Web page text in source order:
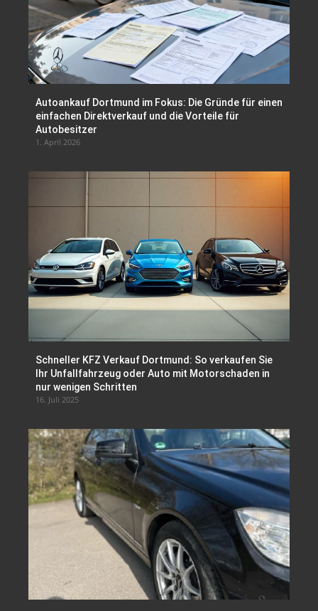
Autoankauf Dortmund im Fokus: Die Gründe für einen
einfachen Direktverkauf und die Vorteile für
Autobesitzer
1. April 2026
Schneller KFZ Verkauf Dortmund: So verkaufen Sie
Ihr Unfallfahrzeug oder Auto mit Motorschaden in
nur wenigen Schritten
16. Juli 2025